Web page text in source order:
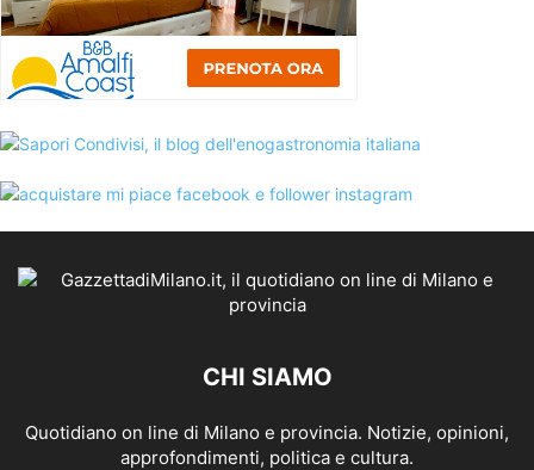
CHI SIAMO
Quotidiano on line di Milano e provincia. Notizie, opinioni,
approfondimenti, politica e cultura.